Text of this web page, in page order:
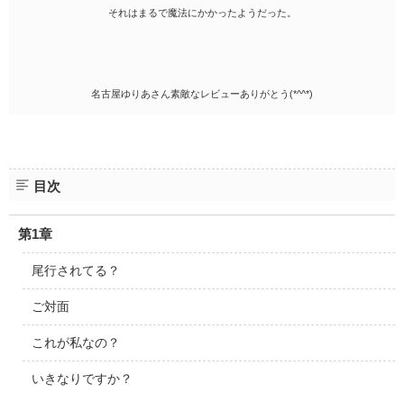
それはまるで魔法にかかったようだった。
名古屋ゆりあさん素敵なレビューありがとう(*^^*)
目次
第1章
尾行されてる？
ご対面
これが私なの？
いきなりですか？